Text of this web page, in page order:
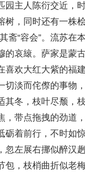
园主人陈衍交近，
树，同时还有一株
斋“容会”。流苏
的哀縗。萨家是蒙
喜欢大红大紫的福
切淡而侘傺的事物
其冬，枝叶尽颓，
，带点拖拽的劲道
砺着前行，不时如
忽左展右挪似醉汉
包，枝梢曲折似老